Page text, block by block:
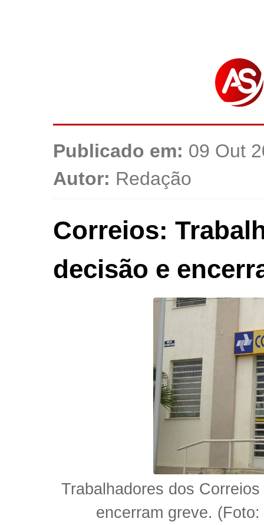
Publicado em: 09 Out
Autor: Redação
Correios:
decisão e
Trabalhadores dos
encerram greve.